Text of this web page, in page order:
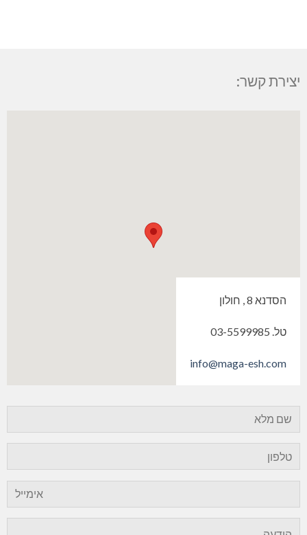
יצירת קשר:
הסדנא 8 , חולון
טל. 03-5599985
info@maga-esh.com